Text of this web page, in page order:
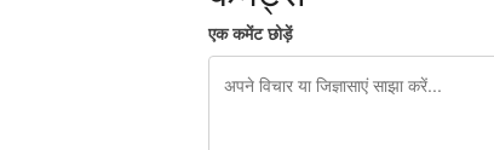
एक कमेंट छोड़ें